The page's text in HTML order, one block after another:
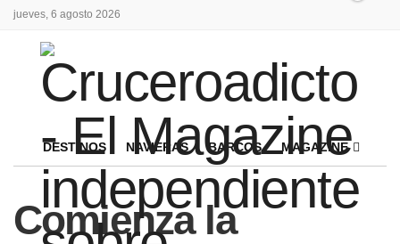
jueves, 6 agosto 2026
DESTINOS NAVIERAS BARCOS MAGAZINE
Comienza la